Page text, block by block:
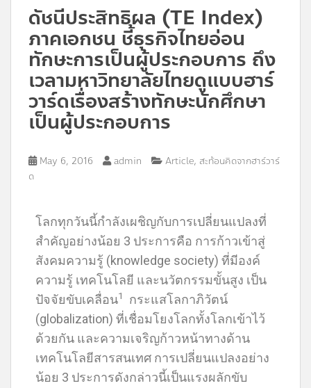
ดัชนีประสิทธิผล (TE Index)
ภาคเอกชน ชี้ธุรกิจไทยอ่อน
ทักษะการเป็นผู้ประกอบการ ถึง
เวลามหาวิทยาลัยไทยดูแบบฮาร์
วาร์ดเรื่องสร้างทักษะนักศึกษา
เป็นผู้ประกอบการ
May 6, 2016 admin Article, สะท้อนคิดจากฮาร์วาร์
ด
โลกทุกวันนี้กำลังเผชิญกับการเปลี่ยนแปลงที่
สำคัญอย่างน้อย 3 ประการคือ การก้าวเข้าสู่
สังคมความรู้ (knowledge society) ที่มีองค์
ความรู้ เทคโนโลยี และนวัตกรรมขั้นสูง เป็น
ปัจจัยขับเคลื่อน1
กระแสโลกาภิวัตน์
(globalization) ที่เชื่อมโยงโลกทั้งโลกเข้าไว้
ด้วยกัน และความเจริญก้าวหน้าทางด้าน
เทคโนโลยีสารสนเทศ การเปลี่ยนแปลงอย่าง
น้อย 3 ประการดังกล่าวนี้เป็นแรงผลักขับ